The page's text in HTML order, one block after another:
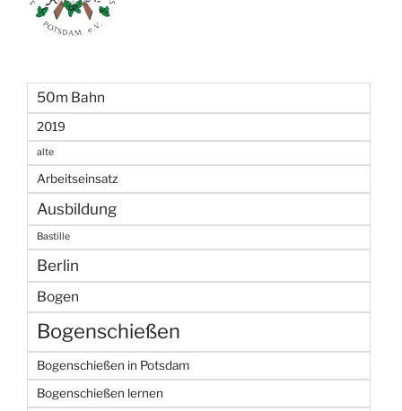
50m Bahn
2019
alte
Arbeitseinsatz
Ausbildung
Bastille
Berlin
Bogen
Bogenschießen
Bogenschießen in Potsdam
Bogenschießen lernen